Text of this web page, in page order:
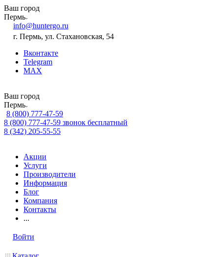
Ваш город
Пермь
info@huntergo.ru
г. Пермь, ул. Стахановская, 54
Вконтакте
Telegram
MAX
Ваш город
Пермь
8 (800) 777-47-59
8 (800) 777-47-59 звонок бесплатный
8 (342) 205-55-55
Акции
Услуги
Производители
Информация
Блог
Компания
Контакты
...
Войти